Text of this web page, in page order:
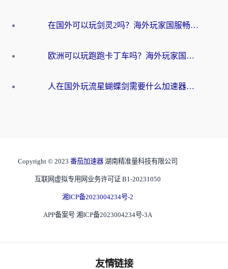
在国外可以玩剑灵2吗？海外玩家国服畅玩终极指南（附永恒之塔明日方舟加速方案）
欧洲可以玩跑跑卡丁车吗？海外玩家国服游戏畅玩终极指南（附QQ炫舞剑网3解决方案）
人在国外玩流星蝴蝶剑需要什么加速器？老玩家亲测的终极解决方案
Copyright © 2023 番茄加速器 湖南精准量科技有限公司
互联网虚拟专用网业务许可证 B1-20231050
湘ICP备2023004234号-2
APP备案号 湘ICP备2023004234号-3A
友情链接